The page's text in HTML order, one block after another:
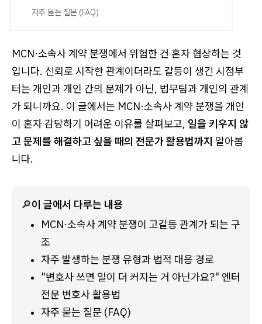
자주 묻는 질문 (FAQ)
MCN·소속사 계약 분쟁에서 위험한 건 혼자 협상하는 것
입니다. 신뢰로 시작한 관계이더라도 갈등이 생긴 시점부
터는 개인과 개인 간의 문제가 아닌, 법무팀과 개인의 관계
가 되니까요. 이 글에서는 MCN·소속사 계약 분쟁을 개인
이 혼자 감당하기 어려운 이유를 살펴보고, 일을 키우지 않
고 문제를 해결하고 싶을 때의 전문가 활용법까지 알아봅
니다.
🔎이 글에서 다루는 내용
MCN·소속사 계약 분쟁이 고갈등 관계가 되는 구
조
자주 발생하는 분쟁 유형과 법적 대응 경로
"변호사 쓰면 일이 더 커지는 거 아닌가요?" 엔터
전문 변호사 활용법
자주 묻는 질문 (FAQ)